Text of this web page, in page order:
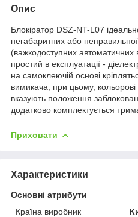
Опис
Блокіратор DSZ-NT-L07
негабаритних або
(важкодоступних автоматичних
простий в експлуатації -
на самоклеючій основі
вимикача; при цьому,
вказують положення
додатково комплектується
Приховати
Характеристики
Основні атрибути
Країна виробник